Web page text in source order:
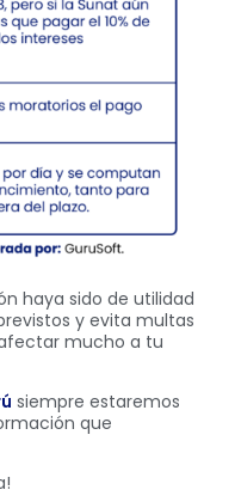
haya sido de utilidad
y evita multas
mucho a tu
siempre estaremos
que